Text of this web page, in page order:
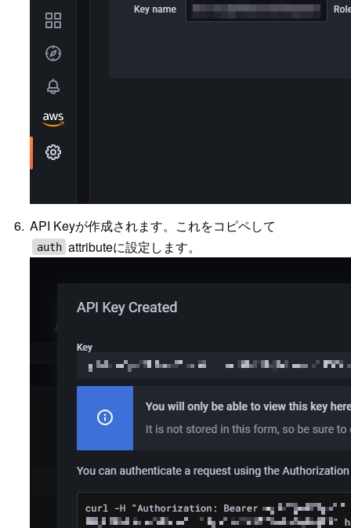
API Keyが作成されます。これをコピペして
auth attributeに設定します。